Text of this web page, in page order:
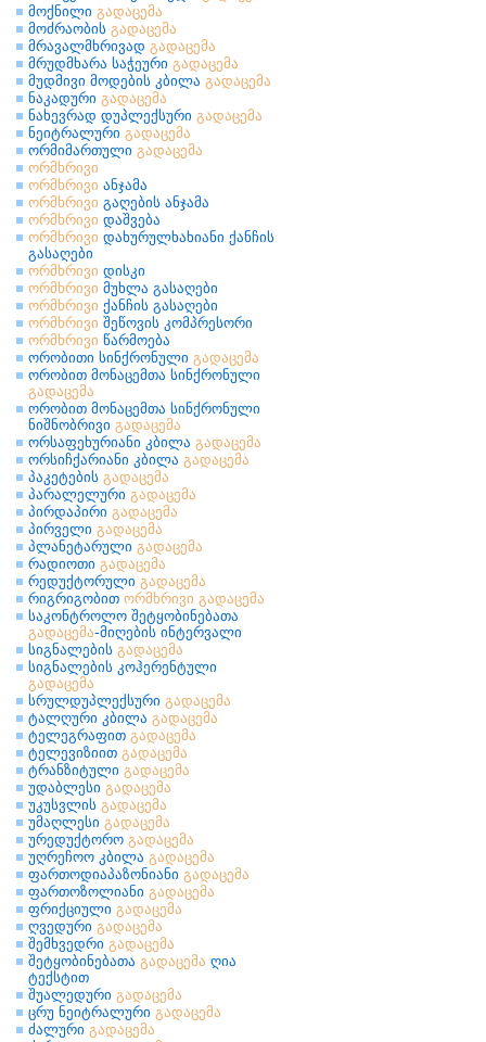
მოქნილი გადაცემა
მოძრაობის გადაცემა
მრავალმხრივად გადაცემა
მრუდმხარა საჭეური გადაცემა
მუდმივი მოდების კბილა გადაცემა
ნაკადური გადაცემა
ნახევრად დუპლექსური გადაცემა
ნეიტრალური გადაცემა
ორმიმართული გადაცემა
ორმხრივი
ორმხრივი ანჯამა
ორმხრივი გაღების ანჯამა
ორმხრივი დაშვება
ორმხრივი დახურულხახიანი ქანჩის
გასაღები
ორმხრივი დისკი
ორმხრივი მუხლა გასაღები
ორმხრივი ქანჩის გასაღები
ორმხრივი შეწოვის კომპრესორი
ორმხრივი წარმოება
ორობითი სინქრონული გადაცემა
ორობით მონაცემთა სინქრონული
გადაცემა
ორობით მონაცემთა სინქრონული
ნიშნობრივი გადაცემა
ორსაფეხურიანი კბილა გადაცემა
ორსიჩქარიანი კბილა გადაცემა
პაკეტების გადაცემა
პარალელური გადაცემა
პირდაპირი გადაცემა
პირველი გადაცემა
პლანეტარული გადაცემა
რადიოთი გადაცემა
რედუქტორული გადაცემა
რიგრიგობით ორმხრივი გადაცემა
საკონტროლო შეტყობინებათა
გადაცემა-მიღების ინტერვალი
სიგნალების გადაცემა
სიგნალების კოჰერენტული
გადაცემა
სრულდუპლექსური გადაცემა
ტალღური კბილა გადაცემა
ტელეგრაფით გადაცემა
ტელევიზიით გადაცემა
ტრანზიტული გადაცემა
უდაბლესი გადაცემა
უკუსვლის გადაცემა
უმაღლესი გადაცემა
ურედუქტორო გადაცემა
უღრეჩოო კბილა გადაცემა
ფართოდიაპაზონიანი გადაცემა
ფართოზოლიანი გადაცემა
ფრიქციული გადაცემა
ღვედური გადაცემა
შემხვედრი გადაცემა
შეტყობინებათა გადაცემა ღია
ტექსტით
შუალედური გადაცემა
ცრუ ნეიტრალური გადაცემა
ძალური გადაცემა